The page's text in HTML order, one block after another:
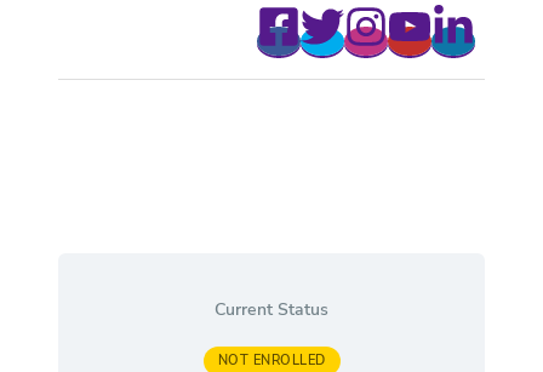
Current Status
NOT ENROLLED